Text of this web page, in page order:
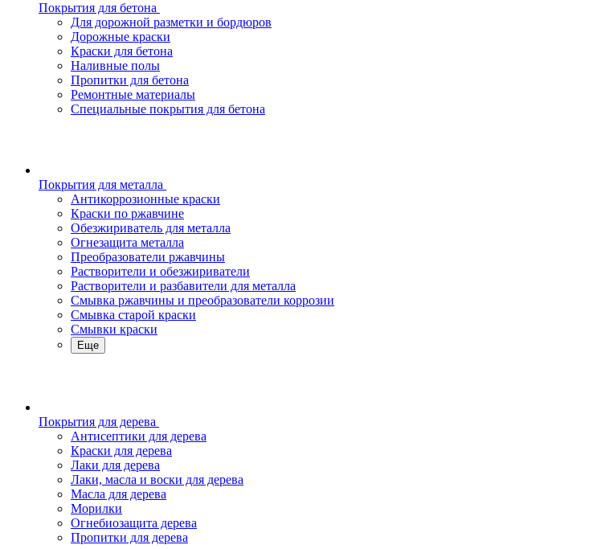
Покрытия для бетона
Для дорожной разметки и бордюров
Дорожные краски
Краски для бетона
Наливные полы
Пропитки для бетона
Ремонтные материалы
Специальные покрытия для бетона
Покрытия для металла
Антикоррозионные краски
Краски по ржавчине
Обезжириватель для металла
Огнезащита металла
Преобразователи ржавчины
Растворители и обезжириватели
Растворители и разбавители для металла
Смывка ржавчины и преобразователи коррозии
Смывка старой краски
Смывки краски
Еще
Покрытия для дерева
Антисептики для дерева
Краски для дерева
Лаки для дерева
Лаки, масла и воски для дерева
Масла для дерева
Морилки
Огнебиозащита дерева
Пропитки для дерева